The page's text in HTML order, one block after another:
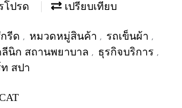
โปรด เปรียบเทียบ
รีด , หมวดหมู่สินค้า , รถเข็นผ้า ,
นิก สถานพยาบาล , ธุรกิจบริการ ,
สปา